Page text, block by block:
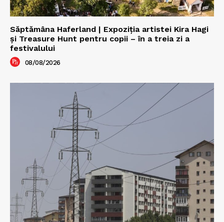
Săptămâna Haferland | Expoziţia artistei Kira Hagi
şi Treasure Hunt pentru copii – în a treia zi a
festivalului
08/08/2026